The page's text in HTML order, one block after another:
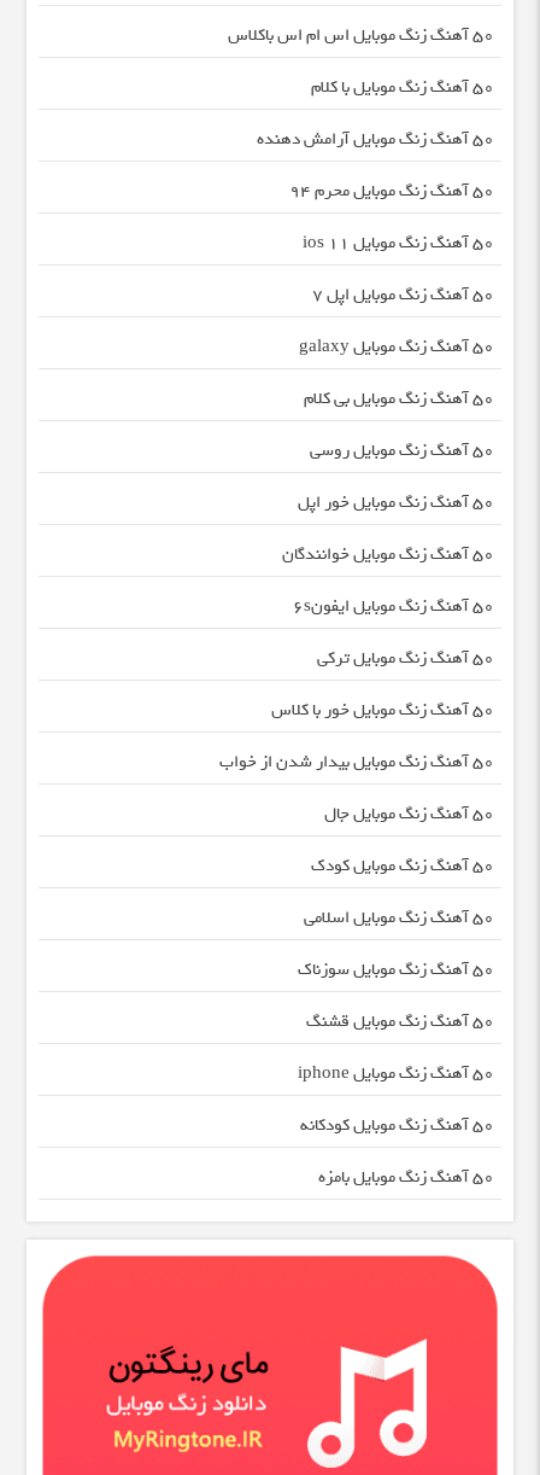
50 آهنگ زنگ موبایل اس ام اس باکلاس
50 آهنگ زنگ موبایل با کلام
50 آهنگ زنگ موبایل آرامش دهنده
50 آهنگ زنگ موبایل محرم 94
50 آهنگ زنگ موبایل ios 11
50 آهنگ زنگ موبایل اپل 7
50 آهنگ زنگ موبایل galaxy
50 آهنگ زنگ موبایل بی کلام
50 آهنگ زنگ موبایل روسی
50 آهنگ زنگ موبایل خور اپل
50 آهنگ زنگ موبایل خوانندگان
50 آهنگ زنگ موبایل ایفون۶s
50 آهنگ زنگ موبایل ترکی
50 آهنگ زنگ موبایل خور با کلاس
50 آهنگ زنگ موبایل بیدار شدن از خواب
50 آهنگ زنگ موبایل جال
50 آهنگ زنگ موبایل کودک
50 آهنگ زنگ موبایل اسلامی
50 آهنگ زنگ موبایل سوزناک
50 آهنگ زنگ موبایل قشنگ
50 آهنگ زنگ موبایل iphone
50 آهنگ زنگ موبایل کودکانه
50 آهنگ زنگ موبایل بامزه